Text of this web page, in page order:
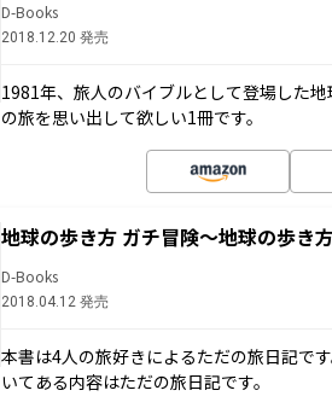
D-Books
2018.12.20 発売
1981年、旅人のバイブルとして登場した
の旅を思い出して欲しい1冊です。
地球の歩き方 ガチ冒険～地球の歩き
D-Books
2018.04.12 発売
本書は4人の旅好きによるただの旅日記で
いてある内容はただの旅日記です。